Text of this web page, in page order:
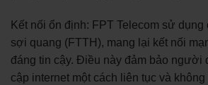
Kết nối ổn định: FPT Telecom sử dụng
sợi quang (FTTH), mang lại kết nối
đáng tin cậy. Điều này đảm bảo người
cập internet một cách liên tục và